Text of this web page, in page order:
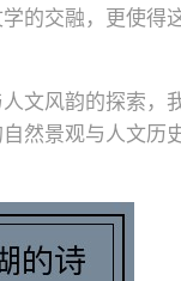
的交融，更使得
文风韵的探索，
然景观与人文历